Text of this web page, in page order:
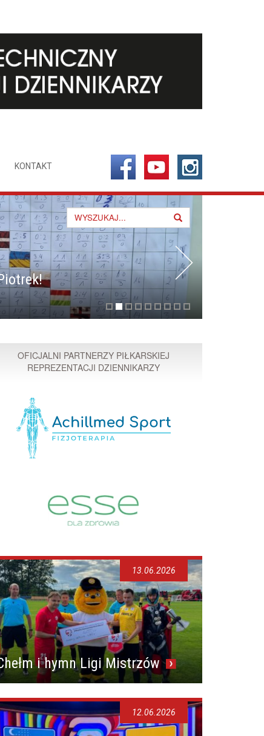
KONTAKT
Search
for
OFICJALNI PARTNERZY PIŁKARSKIEJ
REPREZENTACJI DZIENNIKARZY
i hymn Ligi Mistrzów
13.06.2026
12.06.2026